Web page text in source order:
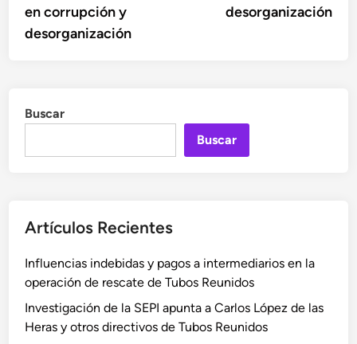
en corrupción y
desorganización
desorganización
Buscar
Buscar
Artículos Recientes
Influencias indebidas y pagos a intermediarios en la
operación de rescate de Tubos Reunidos
Investigación de la SEPI apunta a Carlos López de las
Heras y otros directivos de Tubos Reunidos